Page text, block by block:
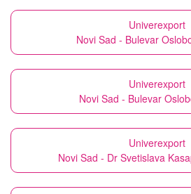
Univerexport
Novi Sad - Bulevar
Univerexport
Novi Sad - Bulevar
Univerexport
Novi Sad - Dr Svetislava